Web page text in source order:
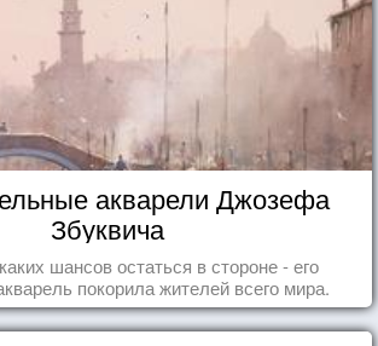
акварели Джозефа
Збуквича
шансов остаться в стороне - его
покорила жителей всего мира.